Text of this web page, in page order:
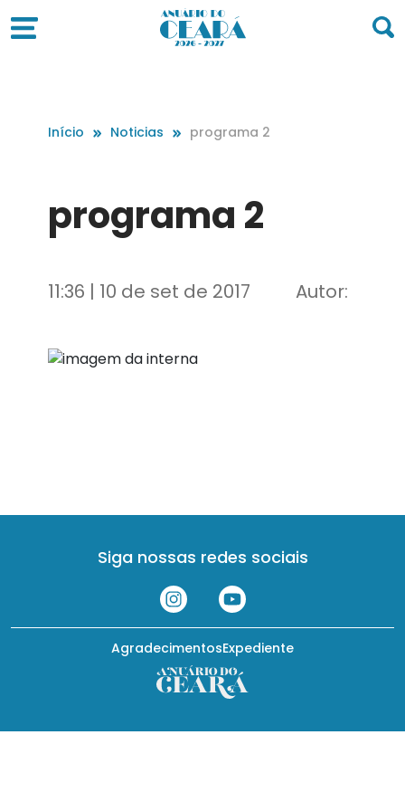
Início Noticias programa 2
programa 2
11:36 | 10 de set de 2017 Autor:
Siga nossas redes sociais
Expediente
Agradecimentos